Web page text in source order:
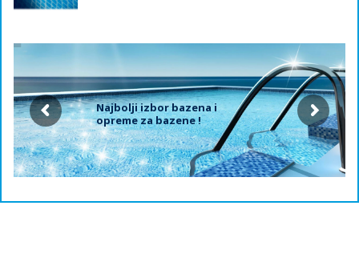
Najbolji izbor bazena i
opreme za bazene !